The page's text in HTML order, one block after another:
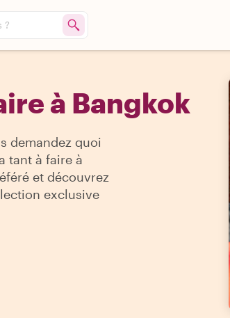
?
à Bangkok
demandez quoi
tant à faire à
et découvrez
exclusive